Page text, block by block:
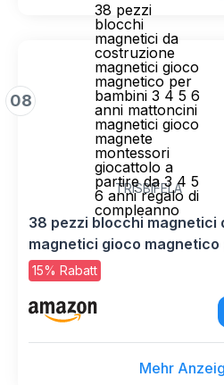
08
38 pezzi
blocchi
magnetici da
costruzione
magnetici gioco
magnetico per
bambini 3 4 5 6
anni mattoncini
magnetici gioco
magnete
montessori
giocattolo a
partire da 3 4 5
6 anni regalo di
compleanno
TRISBIFELA
38 pezzi blocchi magnetici
magnetici gioco magnetico
anni mattoncini magnetici
montessori giocattolo a
regalo di compleanno
15% Rabatt
Mehr